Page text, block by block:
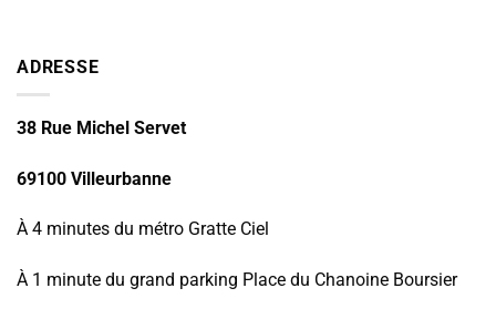
ADRESSE
38 Rue Michel Servet
69100 Villeurbanne
À 4 minutes du métro Gratte Ciel
À 1 minute du grand parking Place du Chanoine Boursier